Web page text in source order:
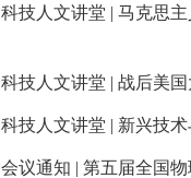
科技人文讲堂 | 马克思
科技人文讲堂 | 战后美
科技人文讲堂 | 新兴技
会议通知 | 第五届全国